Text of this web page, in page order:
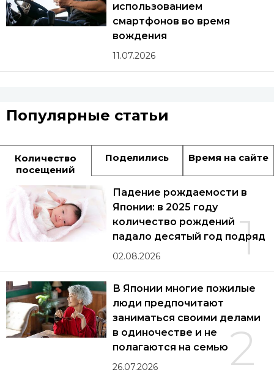
использованием
смартфонов во время
вождения
11.07.2026
Популярные статьи
Количество
посещений
Поделились Время на сайте
1
Падение рождаемости в
Японии: в 2025 году
количество рождений
падало десятый год подряд
02.08.2026
2
В Японии многие пожилые
люди предпочитают
заниматься своими делами
в одиночестве и не
полагаются на семью
26.07.2026